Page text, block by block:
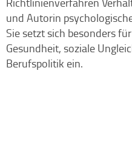
und Autorin
Sie setzt sich besonders
Gesundheit, soziale
Berufspolitik ein.